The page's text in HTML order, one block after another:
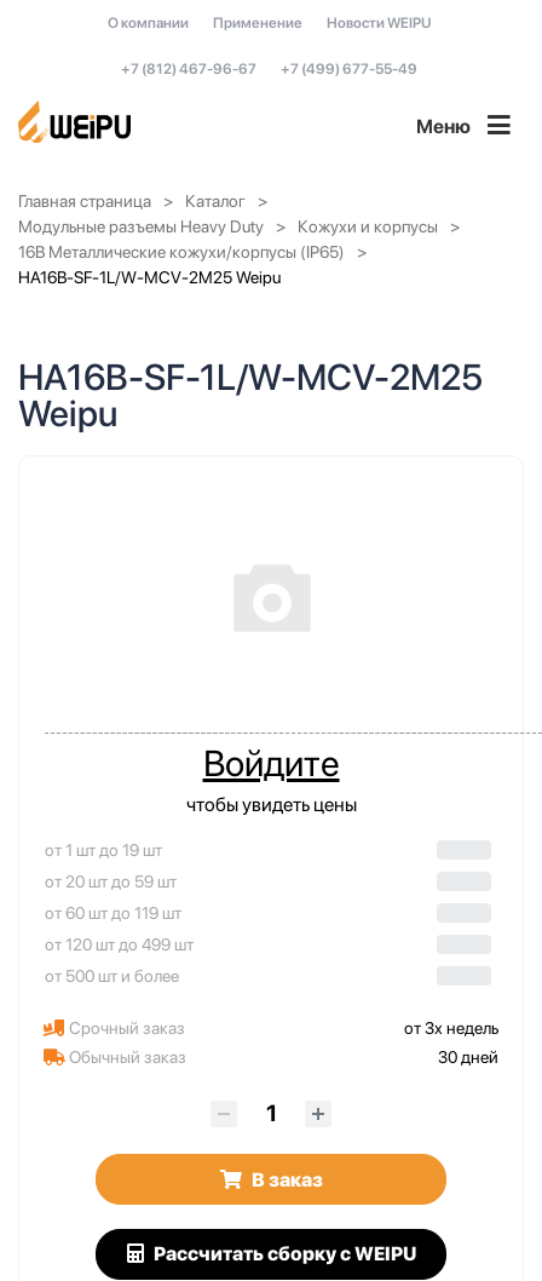
О компании Применение Новости WEIPU
+7 (812) 467-96-67 +7 (499) 677-55-49
Меню
Главная страница
Каталог
Модульные разъемы Heavy Duty
Кожухи и корпусы
16B Металлические кожухи/корпусы (IP65)
HA16B-SF-1L/W-MCV-2M25 Weipu
HA16B-SF-1L/W-MCV-2M25
Weipu
Войдите
чтобы увидеть цены
от 1 шт до 19 шт
от 20 шт до 59 шт
от 60 шт до 119 шт
от 120 шт до 499 шт
от 500 шт и более
Срочный заказ
от 3х недель
Обычный заказ
30 дней
В заказ
Рассчитать сборкус WEIPU